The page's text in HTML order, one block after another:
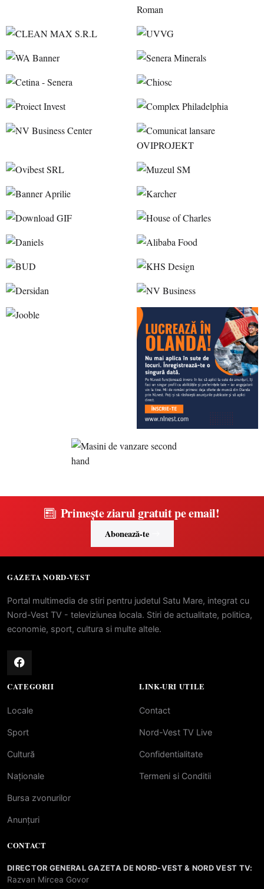
Primește ziarul gratuit pe email!
Abonează-te
GAZETA NORD-VEST
Portal multimedia de stiri pentru judetul Satu Mare, integrat cu
Nord-Vest TV - televiziunea locala. Stiri de actualitate, politica,
economie, sport, cultura si multe altele.
CATEGORII
Locale
Sport
Cultură
Naționale
Bursa zvonurilor
Anunțuri
LINK-URI UTILE
Contact
Nord-Vest TV Live
Confidentialitate
Termeni si Conditii
CONTACT
DIRECTOR GENERAL GAZETA DE NORD-VEST & NORD VEST TV:
Razvan Mircea Govor